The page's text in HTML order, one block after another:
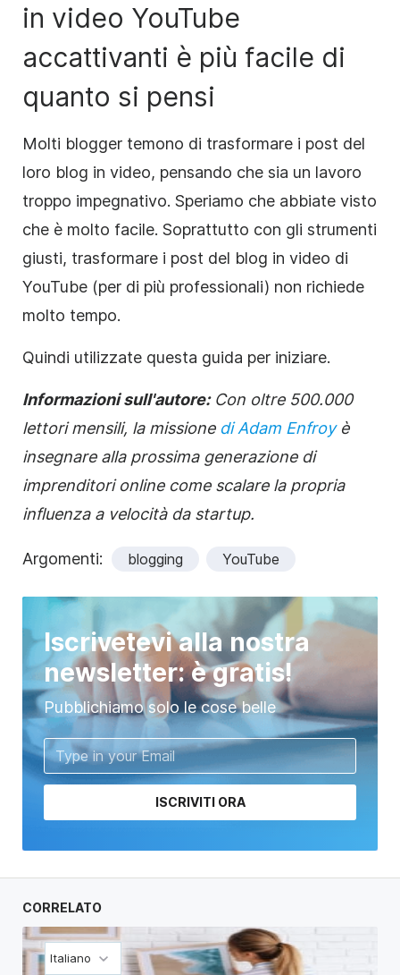
in video YouTube
accattivanti è più facile di
quanto si pensi
Molti blogger temono di trasformare i post del
loro blog in video, pensando che sia un lavoro
troppo impegnativo. Speriamo che abbiate visto
che è molto facile. Soprattutto con gli strumenti
giusti, trasformare i post del blog in video di
YouTube (per di più professionali) non richiede
molto tempo.
Quindi utilizzate questa guida per iniziare.
Informazioni sull'autore:Con oltre 500.000
lettori mensili, la missione di Adam Enfroyè
insegnare alla prossima generazione di
imprenditori online come scalare la propria
influenza a velocità da startup.
Argomenti: blogging YouTube
Iscrivetevi alla nostra
newsletter: è gratis!
Pubblichiamo solo le cose belle
ISCRIVITI ORA
CORRELATO
Italiano